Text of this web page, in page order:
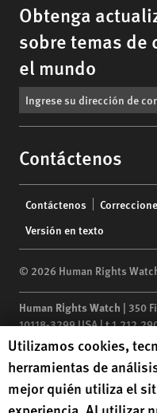
Obtenga
sobre temas de
el mundo
Contáctenos
menu
Contáctenos
Versión en texto
© 2026 Human Rights
Human Rights Watch | 350
10118-3299USA|t
Human Rights Watchis a
under EIN: 13-2875808
Human Rights Watch
Utilizamos cookies,
herramientas de
mejor quién utiliza el